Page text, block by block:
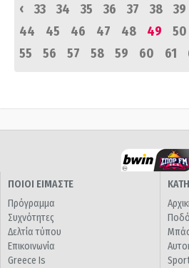
‹
33 34 35 36 37 38 39
44
45 46 47 48 49 50
55
56 57 58 59 60 61
ΠΟΙΟΙ ΕΙΜΑΣΤΕ
Πρόγραμμα
Συχνότητες
Δελτία τύπου
Επικοινωνία
Greece Is